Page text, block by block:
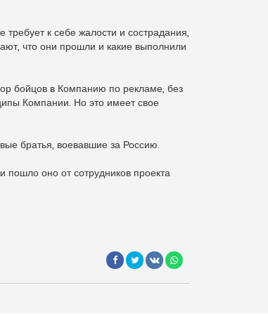
к себе жалости и сострадания,
что они прошли и какие выполнили
бойцов в Компанию по рекламе, без
Компании. Но это имеет свое
братья, воевавшие за Россию.
пошло оно от сотрудников проекта